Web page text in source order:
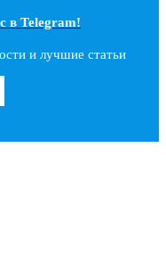
в Telegram!
и лучшие статьи